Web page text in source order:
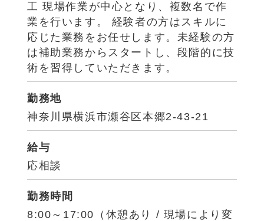
工 現場作業が中心となり、複数名で作
業を行います。 経験者の方はスキルに
応じた業務をお任せします。未経験の方
は補助業務からスタートし、段階的に技
術を習得していただきます。
勤務地
神奈川県横浜市瀬谷区本郷2-43-21
給与
応相談
勤務時間
8:00～17:00（休憩あり / 現場により変